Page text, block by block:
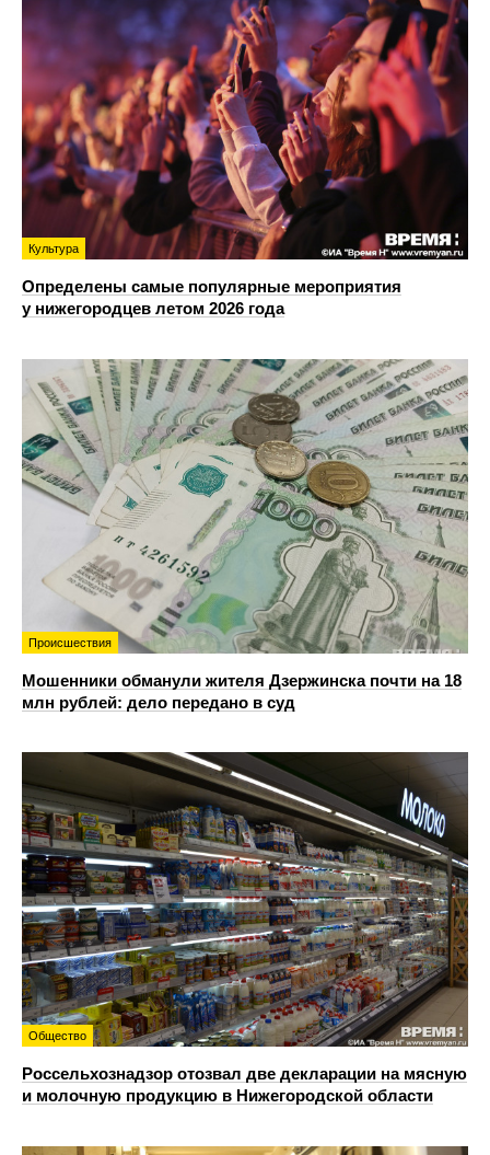
Культура
Определены самые популярные мероприятия
у нижегородцев летом 2026 года
Происшествия
Мошенники обманули жителя Дзержинска почти на 18
млн рублей: дело передано в суд
Общество
Россельхознадзор отозвал две декларации на мясную
и молочную продукцию в Нижегородской области